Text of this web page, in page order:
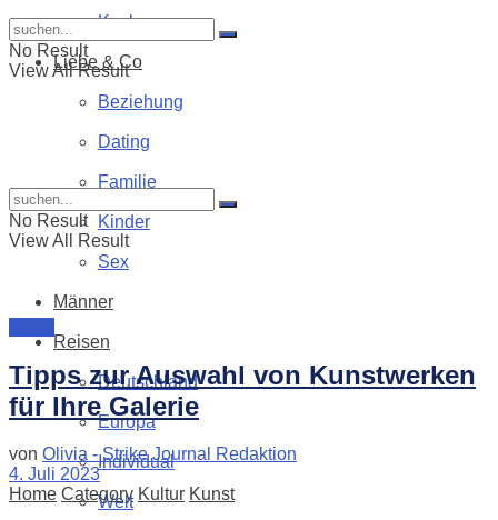
Kochen
Liebe & Co
Beziehung
Dating
Familie
Kinder
Sex
Männer
Reisen
Deutschland
Europa
Individual
Welt
No Result
View All Result
No Result
View All Result
Tipps zur Auswahl von Kunstwerken
für Ihre Galerie
von Olivia - Strike Journal Redaktion
4. Juli 2023
Home Category Kultur Kunst